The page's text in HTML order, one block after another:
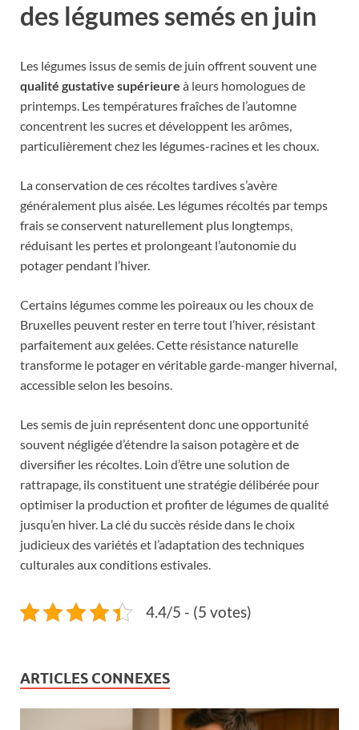
des légumes semés en juin
Les légumes issus de semis de juin offrent souvent une
qualité gustative supérieure à leurs homologues de
printemps. Les températures fraîches de l’automne
concentrent les sucres et développent les arômes,
particulièrement chez les légumes-racines et les choux.
La conservation de ces récoltes tardives s’avère
généralement plus aisée. Les légumes récoltés par temps
frais se conservent naturellement plus longtemps,
réduisant les pertes et prolongeant l’autonomie du
potager pendant l’hiver.
Certains légumes comme les poireaux ou les choux de
Bruxelles peuvent rester en terre tout l’hiver, résistant
parfaitement aux gelées. Cette résistance naturelle
transforme le potager en véritable garde-manger hivernal,
accessible selon les besoins.
Les semis de juin représentent donc une opportunité
souvent négligée d’étendre la saison potagère et de
diversifier les récoltes. Loin d’être une solution de
rattrapage, ils constituent une stratégie délibérée pour
optimiser la production et profiter de légumes de qualité
jusqu’en hiver. La clé du succès réside dans le choix
judicieux des variétés et l’adaptation des techniques
culturales aux conditions estivales.
4.4/5 - (5 votes)
ARTICLES CONNEXES